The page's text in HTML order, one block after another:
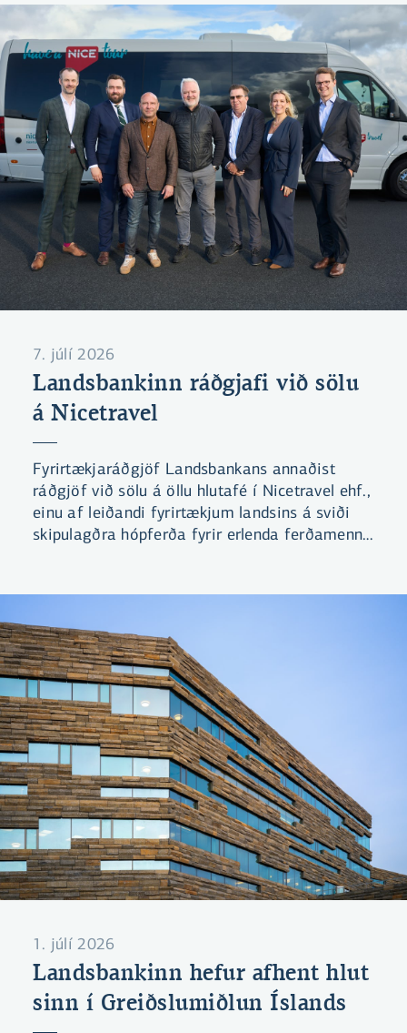
7. júlí 2026
Landsbankinn ráðgjafi við sölu
á Nicetravel
Fyrirtækjaráðgjöf Landsbankans annaðist
ráðgjöf við sölu á öllu hlutafé í Nicetravel ehf.,
einu af leiðandi fyrirtækjum landsins á sviði
skipulagðra hópferða fyrir erlenda ferðamenn.
1. júlí 2026
Landsbankinn hefur afhent hlut
sinn í Greiðslumiðlun Íslands